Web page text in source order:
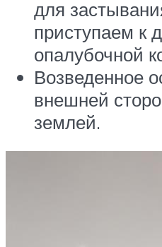
для
приступаем к
опалубочной
Возведенное
внешней
землей.